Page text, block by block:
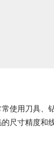
使用刀具、
尺寸精度和